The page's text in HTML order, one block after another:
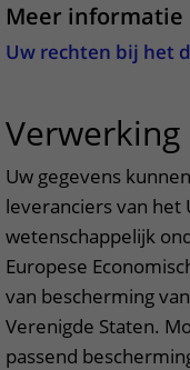
Meer informatie
Uw rechten bij het
Verwerking
Uw gegevens
leveranciers van
wetenschappelijk
Europese
van bescherming
Verenigde Staten.
passend